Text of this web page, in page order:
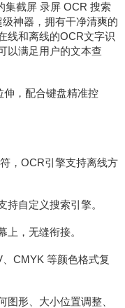
集截屏 录屏 OCR 搜索
神器，拥有干净清爽的
线和离线的OCR文字识
以满足用户的文本查
伸，配合键盘精准控
，OCR引擎支持离线方
自定义搜索引擎。
上，无缝衔接。
CMYK 等颜色格式复
形、大小位置调整、